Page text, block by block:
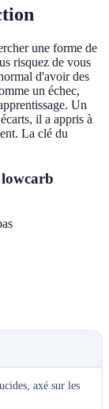
une forme de
risquez de vous
d'avoir des
un échec,
Un
il a appris à
La clé du
axé sur les